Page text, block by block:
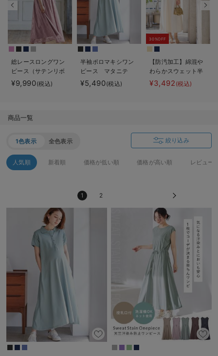
総レースロングワン
ピース（サテンリボ
ンベルト付） マタ
ニティ・授乳服【出
¥9,990(税込)
半袖ポロマキシワン
ピース マタニテ
ィ・授乳服【出産後
も長く使える】
¥5,490(税込)
30%OFF
【防汚加工】綿混や
わらかスウェット半
袖フレアワンピー
ス マタニティ・産
¥3,492 (税込)
商品一覧
1色表示 全色表示 絞り込み
人気順 新着順 価格が低い順 価格が高い順 レビュー
1 2